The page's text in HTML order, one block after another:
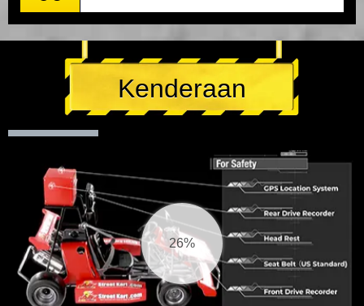
Kenderaan
26%